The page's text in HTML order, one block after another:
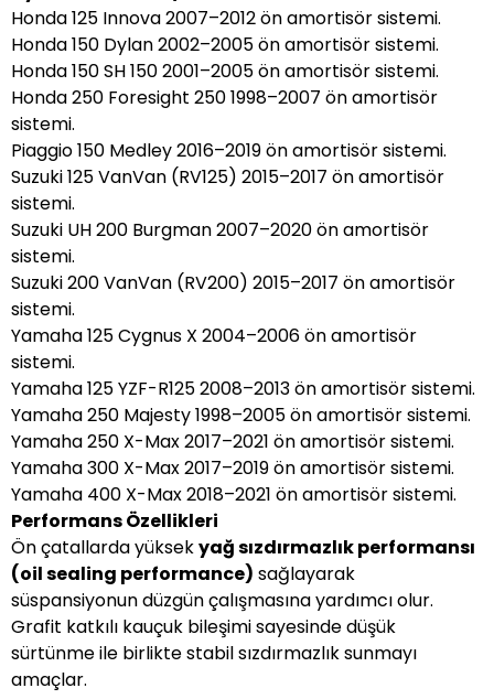
Honda 125 Innova 2007–2012 ön amortisör sistemi.
Honda 150 Dylan 2002–2005 ön amortisör sistemi.
Honda 150 SH 150 2001–2005 ön amortisör sistemi.
Honda 250 Foresight 250 1998–2007 ön amortisör
sistemi.
Piaggio 150 Medley 2016–2019 ön amortisör sistemi.
Suzuki 125 VanVan (RV125) 2015–2017 ön amortisör
sistemi.
Suzuki UH 200 Burgman 2007–2020 ön amortisör
sistemi.
Suzuki 200 VanVan (RV200) 2015–2017 ön amortisör
sistemi.
Yamaha 125 Cygnus X 2004–2006 ön amortisör
sistemi.
Yamaha 125 YZF-R125 2008–2013 ön amortisör sistemi.
Yamaha 250 Majesty 1998–2005 ön amortisör sistemi.
Yamaha 250 X-Max 2017–2021 ön amortisör sistemi.
Yamaha 300 X-Max 2017–2019 ön amortisör sistemi.
Yamaha 400 X-Max 2018–2021 ön amortisör sistemi.
Performans Özellikleri
Ön çatallarda yüksekyağ sızdırmazlık performansı
(oil sealing performance) sağlayarak
süspansiyonun düzgün çalışmasına yardımcı olur.
Grafit katkılı kauçuk bileşimi sayesinde düşük
sürtünme ile birlikte stabil sızdırmazlık sunmayı
amaçlar.